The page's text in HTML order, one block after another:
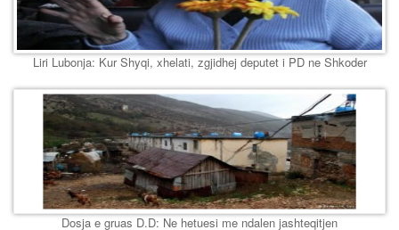
Liri Lubonja: Kur Shyqi, xhelati, zgjidhej deputet i PD ne Shkoder
Dosja e gruas D.D: Ne hetuesi me ndalen jashteqitjen